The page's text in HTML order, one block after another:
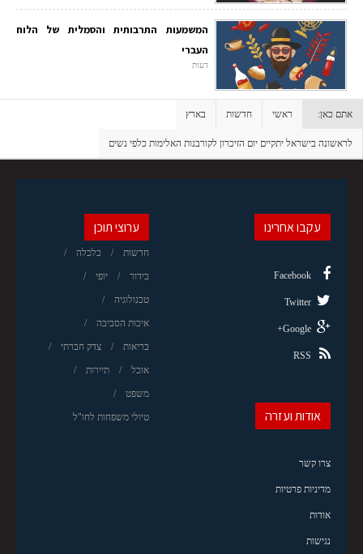
המשמעות התרבותית והסמלית של הלוח
העברי
דעות
אתם כאן: ראשי חדשות בארץ
לראשונה בישראל יתקיים יום הזיכרון לקורבנות האלימות כלפי נשים
ערוצי תוכן
חדשות כלכלה
בידור יופי
טכנולוגיה
איכות הסביבה
בריאות צדק חברתי
אוכל תיירות
משפט
טיולי משפחות לחו"ל
עקבו אחרינו
Facebook
Twitter
Google+
RSS
אודות ועזרה
צרו קשר
מדיניות פרטיות
אודות
נגישות